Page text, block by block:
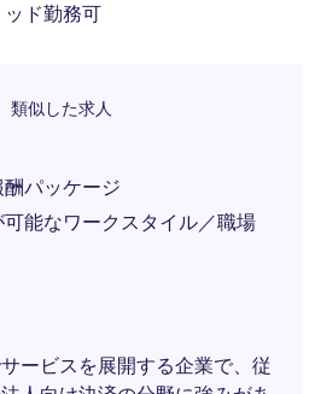
ド勤務可
類似した求人
パッケージ
能なワークスタイル／職場
ービスを展開する企業で、従